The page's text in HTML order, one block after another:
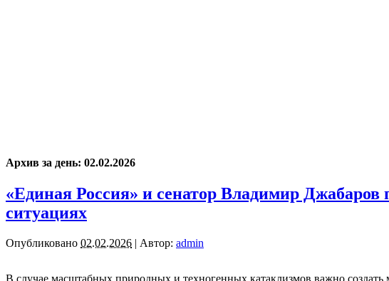
Архив за день: 02.02.2026
«Единая Россия» и сенатор Владимир
ситуациях
Опубликовано 02.02.2026 | Автор: admin